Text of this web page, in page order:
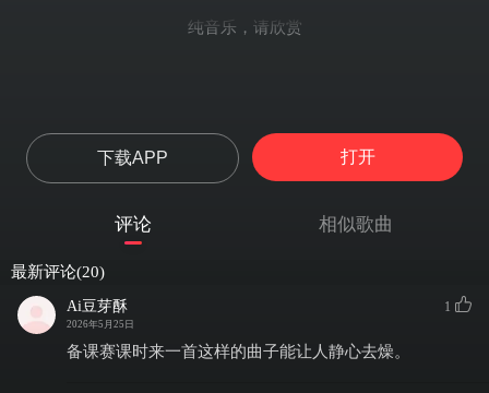
纯音乐，请欣赏
下载APP 打开
评论 相似歌曲
最新评论(20)
Ai豆芽酥
2026年5月25日
1
备课赛课时来一首这样的曲子能让人静心去燥。